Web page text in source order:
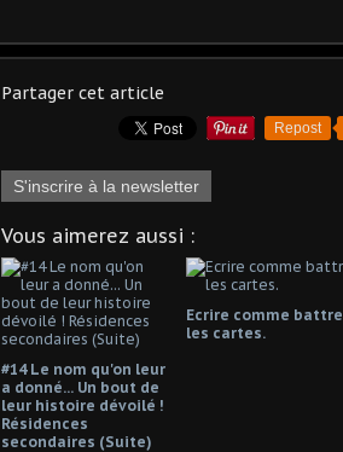
Partager cet article
Repost
S'inscrire à la newsletter
Vous aimerez aussi :
#14 Le nom qu'on leur
a donné... Un bout de
leur histoire dévoilé !
Résidences
secondaires (Suite)
Ecrire comme battre
les cartes.